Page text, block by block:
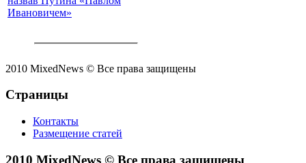
Ивановичем»
2010 MixedNews © Все права защищены
Страницы
Контакты
Размещение статей
2010 MixedNews © Все права защищены